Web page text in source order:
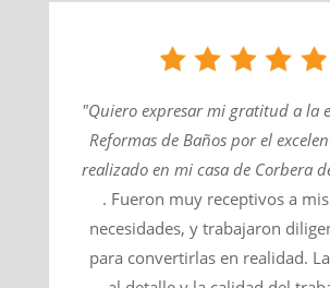
"Quiero expresar mi gratitud a la
Reformas de Baños por el
realizado en mi casa de Corbera
. Fueron muy receptivos a
necesidades, y trabajaron
para convertirlas en realidad.